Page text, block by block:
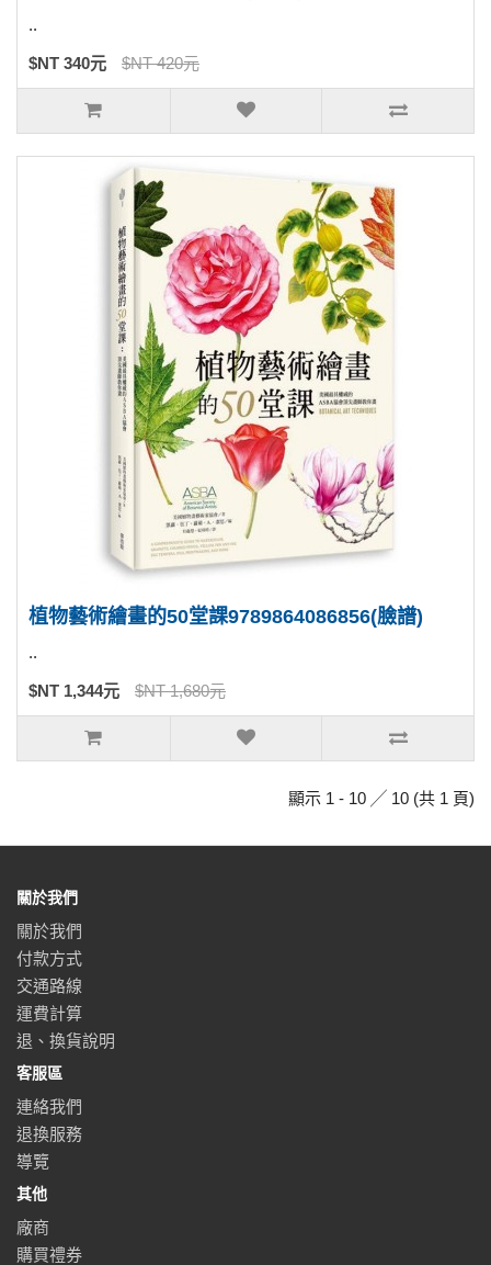
..
$NT 340元 $NT 420元
植物藝術繪畫的50堂課9789864086856(臉譜)
..
$NT 1,344元 $NT 1,680元
顯示 1 - 10 ╱ 10 (共 1 頁)
關於我們
關於我們
付款方式
交通路線
運費計算
退、換貨說明
客服區
連絡我們
退換服務
導覽
其他
廠商
購買禮券